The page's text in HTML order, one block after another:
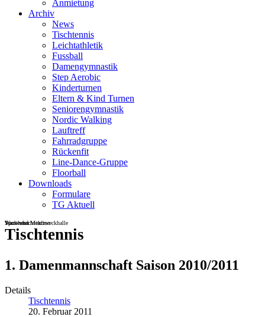
Anmietung
Archiv
News
Tischtennis
Leichtathletik
Fussball
Damengymnastik
Step Aerobic
Kinderturnen
Eltern & Kind Turnen
Seniorengymnastik
Nordic Walking
Lauftreff
Fahrradgruppe
Rückenfit
Line-Dance-Gruppe
Floorball
Downloads
Formulare
TG Aktuell
Sportheim
Turn- und Mehrzweckhalle
Wackenbachstadion
Tischtennis
1. Damenmannschaft Saison 2010/2011
Details
Tischtennis
20. Februar 2011